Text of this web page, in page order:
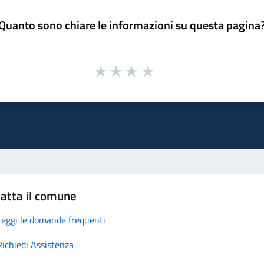
sono chiare le informazioni su questa
il comune
le domande frequenti
Assistenza